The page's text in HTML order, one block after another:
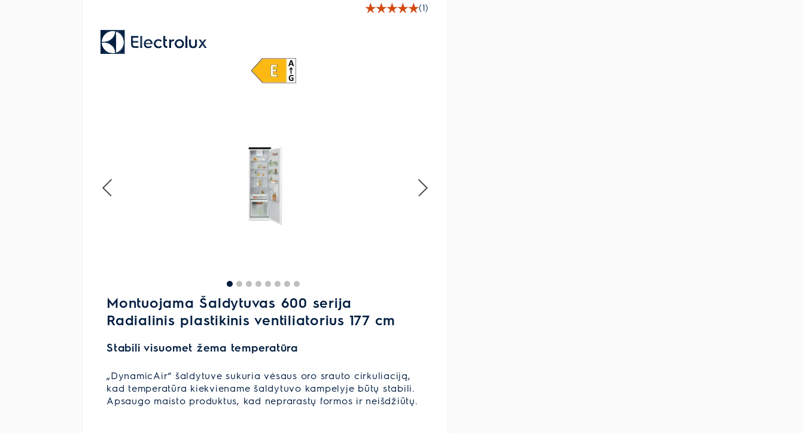
(1)
Montuojama Šaldytuvas 600 serija
Radialinis plastikinis ventiliatorius 177 cm
Stabili visuomet žema temperatūra
„DynamicAir“ šaldytuve sukuria vėsaus oro srauto cirkuliaciją,
kad temperatūra kiekviename šaldytuvo kampelyje būtų stabili.
Apsaugo maisto produktus, kad neprarastų formos ir neišdžiūtų.